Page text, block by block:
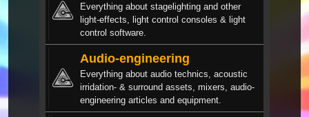
Everything about stagelighting and other
light-effects, light control consoles & light
control software.
Audio-engineering
Everything about audio technics, acoustic
irridation- & surround assets, mixers, audio-
engineering articles and equipment.